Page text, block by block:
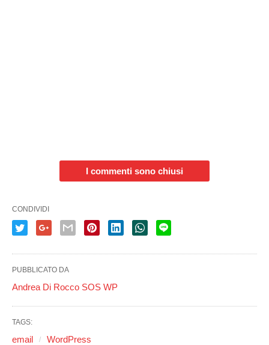
I commenti sono chiusi
CONDIVIDI
PUBBLICATO DA
Andrea Di Rocco SOS WP
TAGS:
email WordPress